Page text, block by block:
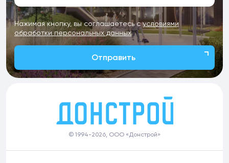
Нажимая кнопку, вы соглашаетесь сусловиями
обработки персональных данных
Отправить
© 1994-2026, ООО «Донстрой»